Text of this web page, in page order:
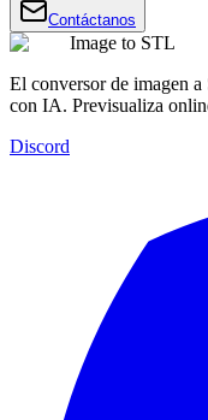
Contáctanos
Image to STL
El conversor de imagen
con IA. Previsualiza
Discord